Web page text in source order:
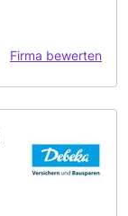
Firma bewerten